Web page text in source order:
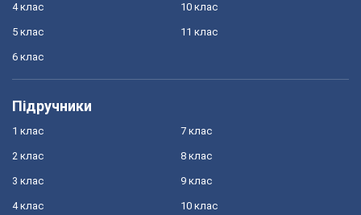
4 клас
5 клас
6 клас
10 клас
11 клас
Підручники
1 клас
2 клас
3 клас
4 клас
7 клас
8 клас
9 клас
10 клас